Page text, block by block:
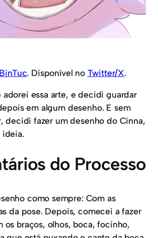
BinTuc. Disponível no Twitter/X.
adorei essa arte, e decidi guardar
em algum desenho. E sem
decidi fazer um desenho do Cinna,
ideia.
do Processo
como sempre: Com as
da pose. Depois, comecei a fazer
os braços, olhos, boca, focinho,